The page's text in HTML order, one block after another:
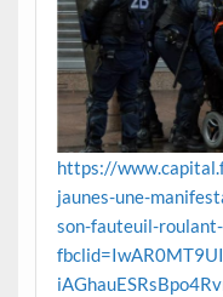
https://
jaunes-une-
son-fauteuil-